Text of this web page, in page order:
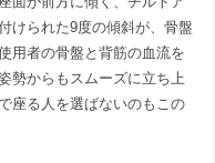
けられた9度の傾斜が、骨盤
用者の骨盤と背筋の血流を
勢からもスムーズに立ち上
座る人を選ばないのもこの